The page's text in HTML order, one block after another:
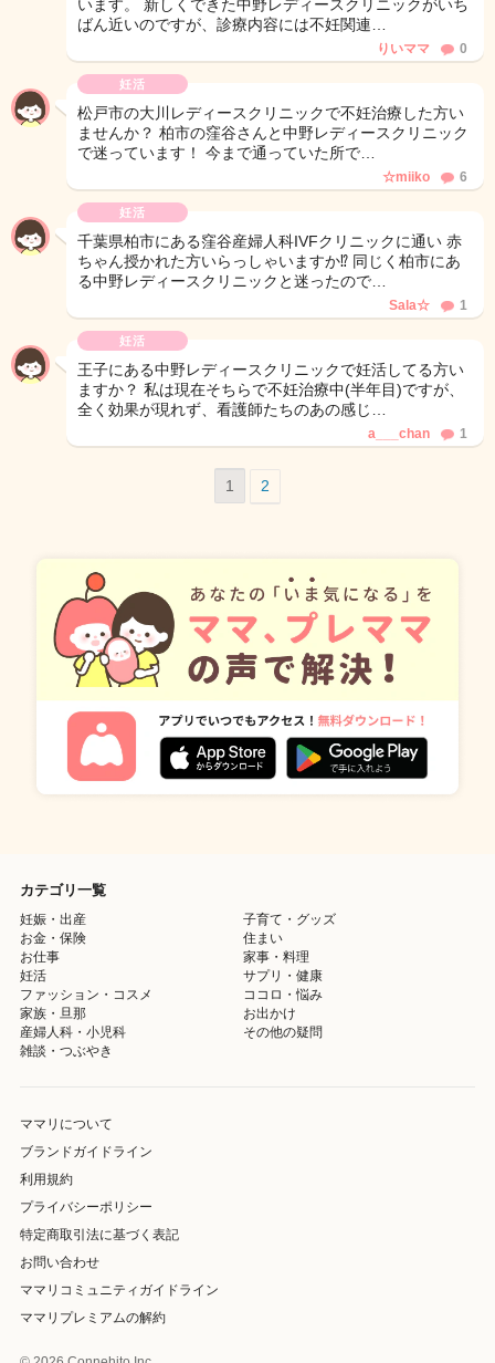
います。 新しくできた中野レディースクリニックがいち
ばん近いのですが、診療内容には不妊関連…
りいママ 0
妊活
松戸市の大川レディースクリニックで不妊治療した方い
ませんか？ 柏市の窪谷さんと中野レディースクリニック
で迷っています！ 今まで通っていた所で…
☆miiko 6
妊活
千葉県柏市にある窪谷産婦人科IVFクリニックに通い 赤
ちゃん授かれた方いらっしゃいますか⁉️ 同じく柏市にあ
る中野レディースクリニックと迷ったので…
Sala☆ 1
妊活
王子にある中野レディースクリニックで妊活してる方い
ますか？ 私は現在そちらで不妊治療中(半年目)ですが、
全く効果が現れず、看護師たちのあの感じ…
a___chan 1
1 2
カテゴリ一覧
妊娠・出産
子育て・グッズ
お金・保険
住まい
お仕事
家事・料理
妊活
サプリ・健康
ファッション・コスメ
ココロ・悩み
家族・旦那
お出かけ
産婦人科・小児科
その他の疑問
雑談・つぶやき
ママリについて
ブランドガイドライン
利用規約
プライバシーポリシー
特定商取引法に基づく表記
お問い合わせ
ママリコミュニティガイドライン
ママリプレミアムの解約